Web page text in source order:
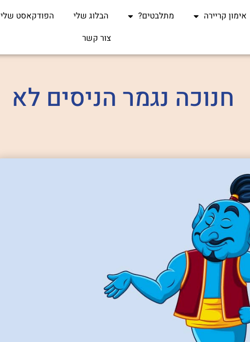
אימון קריירה מתלבטים? הבלוג שלי הפודקאסט שלי
צור קשר
חנוכה נגמר הניסים לא